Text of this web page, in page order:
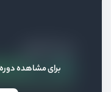
برای مشاهده دوره